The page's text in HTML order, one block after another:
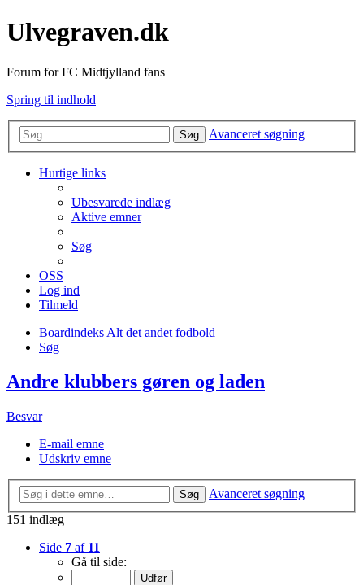
Ulvegraven.dk
Forum for FC Midtjylland fans
Spring til indhold
Søg Avanceret søgning
Hurtige links
Ubesvarede indlæg
Aktive emner
Søg
OSS
Log ind
Tilmeld
BoardindeksAlt det andet fodbold
Søg
Andre klubbers gøren og laden
Besvar
E-mail emne
Udskriv emne
Søg
Avanceret søgning
151 indlæg
Side 7 af 11
Gå til side: